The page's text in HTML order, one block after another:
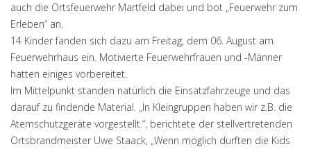
auch die Ortsfeuerwehr Martfeld dabei und bot „Feuerwehr zum
Erleben“ an.
14 Kinder fanden sich dazu am Freitag, dem 06. August am
Feuerwehrhaus ein. Motivierte Feuerwehrfrauen und -Männer
hatten einiges vorbereitet.
Im Mittelpunkt standen natürlich die Einsatzfahrzeuge und das
darauf zu findende Material. „In Kleingruppen haben wir z.B. die
Atemschutzgeräte vorgestellt.“, berichtete der stellvertretenden
Ortsbrandmeister Uwe Staack, „Wenn möglich durften die Kids